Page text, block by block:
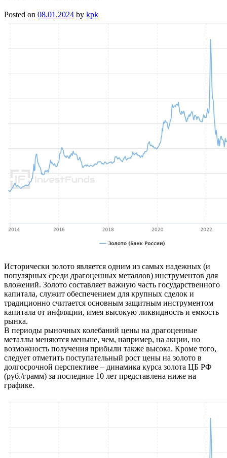
Posted on 08.01.2024 by kpk
Исторически золото является одним из самых надежных (и
популярных среди драгоценных металлов) инструментов для
вложений. Золото составляет важную часть государственного
капитала, служит обеспечением для крупных сделок и
традиционно считается основным защитным инструментом
капитала от инфляции, имея высокую ликвидность и емкость
рынка.
В периоды рыночных колебаний цены на драгоценные
металлы меняются меньше, чем, например, на акции, но
возможность получения прибыли также высока. Кроме того,
следует отметить поступательный рост цены на золото в
долгосрочной перспективе – динамика курса золота ЦБ РФ
(руб./грамм) за последние 10 лет представлена ниже на
графике.